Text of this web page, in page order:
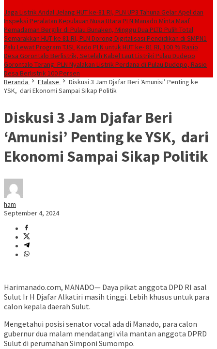
Jaga Listrik Andal Jelang HUT ke-81 RI, PLN UP3 Tahuna Gelar Apel dan
Inspeksi Peralatan Kepulauan Nusa Utara PLN Manado Minta Maaf
Pemadaman Bergilir di Pulau Bunaken, Minggu Dua PLTD Pulih Total
Semarakkan HUT ke 81 RI, PLN Dorong Digitalisasi Pendidikan di SMPN1
Palu Lewat Program TJSLKado PLN untuk HUT ke- 81 RI, 100 % Rasio
Desa Gorontalo Berlistrik, Setelah Kabel Laut Listriki Pulau Dudepo
Gorontalo Terang. PLN Nyalakan Listrik Perdana di Pulau Dudepo, Rasio
Desa Berlistrik 100 Persen
Beranda
Etalase
Diskusi 3 Jam Djafar Beri ‘Amunisi’ Penting ke
YSK, dari Ekonomi Sampai Sikap Politik
Diskusi 3 Jam Djafar Beri
‘Amunisi’ Penting ke YSK, dari
Ekonomi Sampai Sikap Politik
ham
September 4, 2024
Harimanado.com, MANADO— Daya pikat anggota DPD RI asal
Sulut Ir H Djafar Alkatiri masih tinggi. Lebih khusus untuk para
calon kepala daerah Sulut.
Mengetahui posisi senator vocal ada di Manado, para calon
gubernur dua malam mendatangi vila mantan anggota DPRD
Sulut di perumahan Simponi Sumompo.